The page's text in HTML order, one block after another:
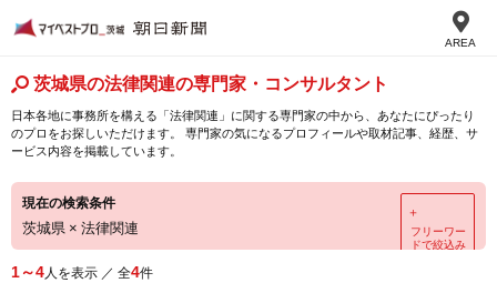
AREA
茨城県の法律関連の専門家・コンサルタント
日本各地に事務所を構える「法律関連」に関する専門家の中から、あなたにぴったり
のプロをお探しいただけます。 専門家の気になるプロフィールや取材記事、経歴、サ
ービス内容を掲載しています。
現在の検索条件
茨城県 × 法律関連
＋
フリーワー
ドで絞込み
1～4人を表示 ／ 全4件